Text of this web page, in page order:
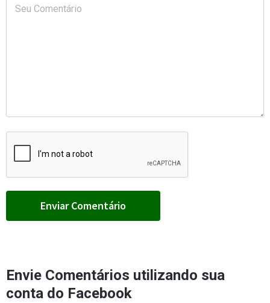
Envie Comentários utilizando sua
conta do Facebook